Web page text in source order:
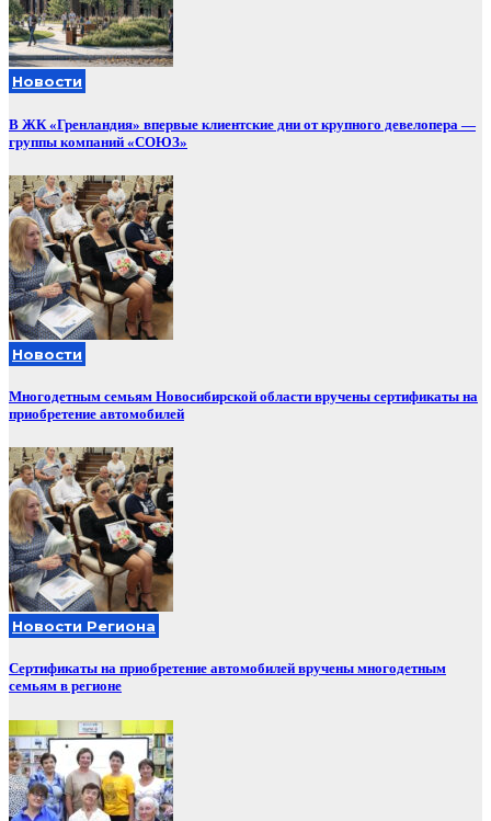
Новости
В ЖК «Гренландия» впервые клиентские дни от крупного девелопера —
группы компаний «СОЮЗ»
Новости
Многодетным семьям Новосибирской области вручены сертификаты на
приобретение автомобилей
Новости Региона
Сертификаты на приобретение автомобилей вручены многодетным
семьям в регионе